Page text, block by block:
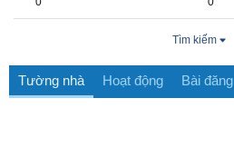
Tìm kiếm
Tường nhà Hoạt động Bài đăng